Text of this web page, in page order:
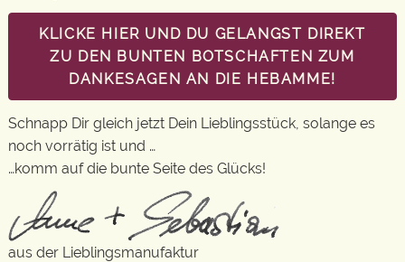
KLICKE HIER UND DU GELANGST DIREKT
ZU DEN BUNTEN BOTSCHAFTEN ZUM
DANKESAGEN AN DIE HEBAMME!
Schnapp Dir gleich jetzt Dein Lieblingsstück, solange es
noch vorrätig ist und …
…komm auf die bunte Seite des Glücks!
aus der Lieblingsmanufaktur